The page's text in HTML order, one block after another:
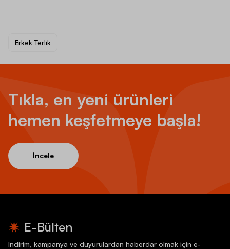
Erkek Terlik
Tıkla, en yeni ürünleri
hemen keşfetmeye başla!
İncele
E-Bülten
İndirim, kampanya ve duyurulardan haberdar olmak için e-